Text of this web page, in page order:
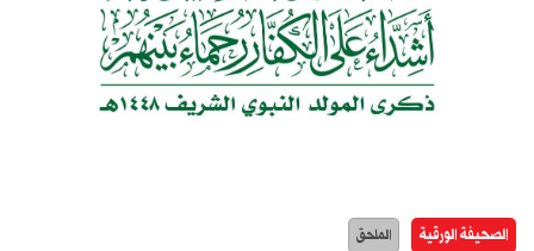
الصحيفة الورقية الملحق